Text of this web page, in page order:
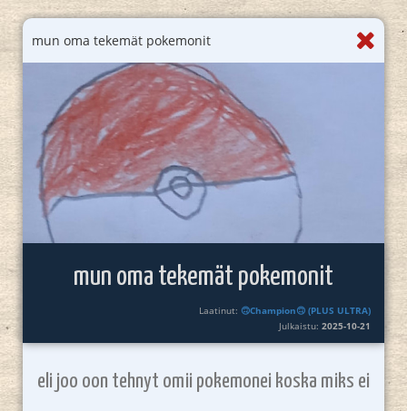
mun oma tekemät pokemonit
mun oma tekemät pokemonit
Laatinut: 🙃Champion🙃 (PLUS ULTRA)
Julkaistu:2025-10-21
eli joo oon tehnyt omii pokemonei koska miks ei